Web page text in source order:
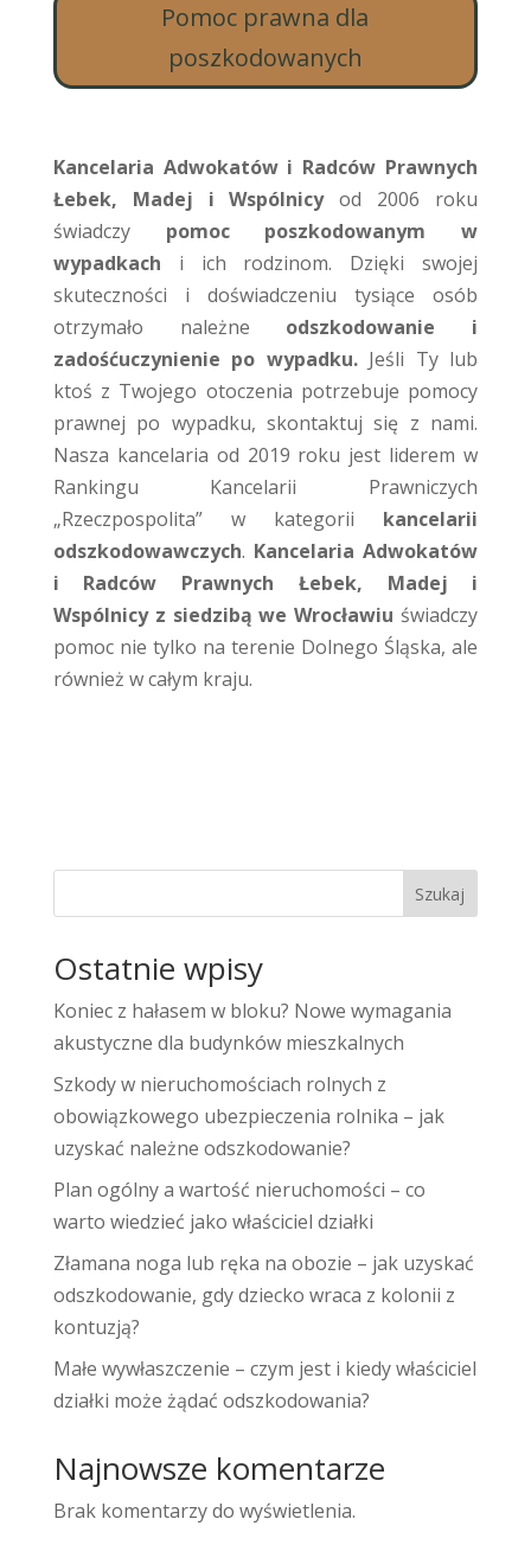
Pomoc prawna dla
poszkodowanych
Kancelaria Adwokatów i Radców Prawnych
Łebek, Madej i Wspólnicyod 2006 roku
świadczy pomoc poszkodowanym w
wypadkach i ich rodzinom. Dzięki swojej
skuteczności i doświadczeniu tysiące osób
otrzymało należne odszkodowanie i
zadośćuczynienie po wypadku.Jeśli Ty lub
ktoś z Twojego otoczenia potrzebuje pomocy
prawnej po wypadku, skontaktuj się z nami.
Nasza kancelaria od 2019 roku jest liderem w
Rankingu Kancelarii Prawniczych
„Rzeczpospolita” w kategorii kancelarii
odszkodowawczych. Kancelaria Adwokatów
i Radców Prawnych Łebek, Madej i
Wspólnicy z siedzibą we Wrocławiu świadczy
pomoc nie tylko na terenie Dolnego Śląska, ale
również w całym kraju.
Szukaj
Ostatnie wpisy
Koniec z hałasem w bloku? Nowe wymagania
akustyczne dla budynków mieszkalnych
Szkody w nieruchomościach rolnych z
obowiązkowego ubezpieczenia rolnika – jak
uzyskać należne odszkodowanie?
Plan ogólny a wartość nieruchomości – co
warto wiedzieć jako właściciel działki
Złamana noga lub ręka na obozie – jak uzyskać
odszkodowanie, gdy dziecko wraca z kolonii z
kontuzją?
Małe wywłaszczenie – czym jest i kiedy właściciel
działki może żądać odszkodowania?
Najnowsze komentarze
Brak komentarzy do wyświetlenia.